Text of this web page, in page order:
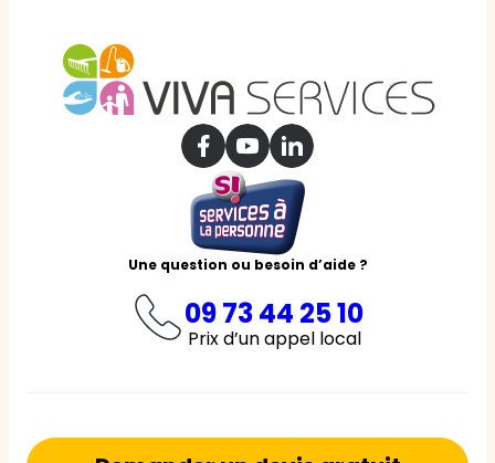
Une question ou besoin d’aide ?
09 73 44 25 10
Prix d’un appel local